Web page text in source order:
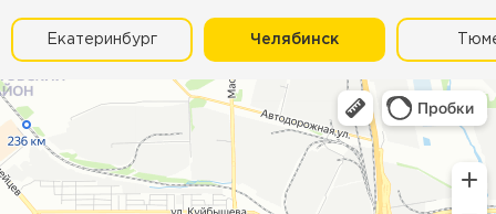
Екатеринбург Челябинск